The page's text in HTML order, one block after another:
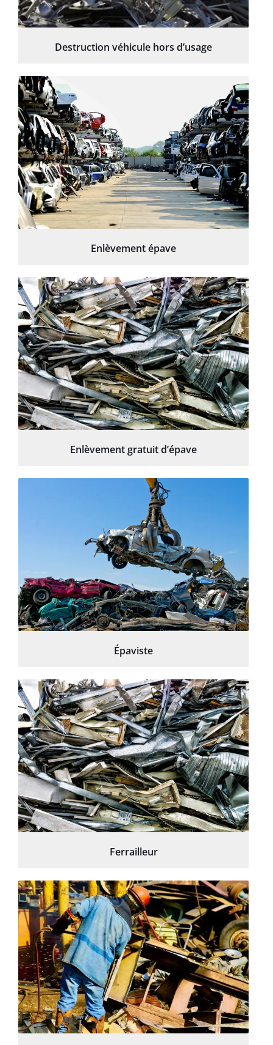
Destruction véhicule hors d’usage
Enlèvement épave
Enlèvement gratuit d’épave
Épaviste
Ferrailleur